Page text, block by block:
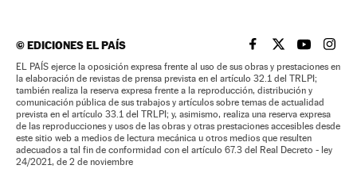
©EDICIONES EL PAÍS EL PAÍS BRASIL EN
EL PAÍSEL PAÍS
EL
EL PAÍS ejerce la oposición expresa frente al uso de sus obras y prestaciones en
la elaboración de revistas de prensa prevista en el artículo 32.1 del TRLPI;
también realiza la reserva expresa frente a la reproducción, distribución y
comunicación pública de sus trabajos y artículos sobre temas de actualidad
prevista en el artículo 33.1 del TRLPI; y, asimismo, realiza una reserva expresa
de las reproducciones y usos de las obras y otras prestaciones accesibles desde
este sitio web a medios de lectura mecánica u otros medios que resulten
adecuados a tal fin de conformidad con el artículo 67.3 del Real Decreto - ley
24/2021, de 2 de noviembre